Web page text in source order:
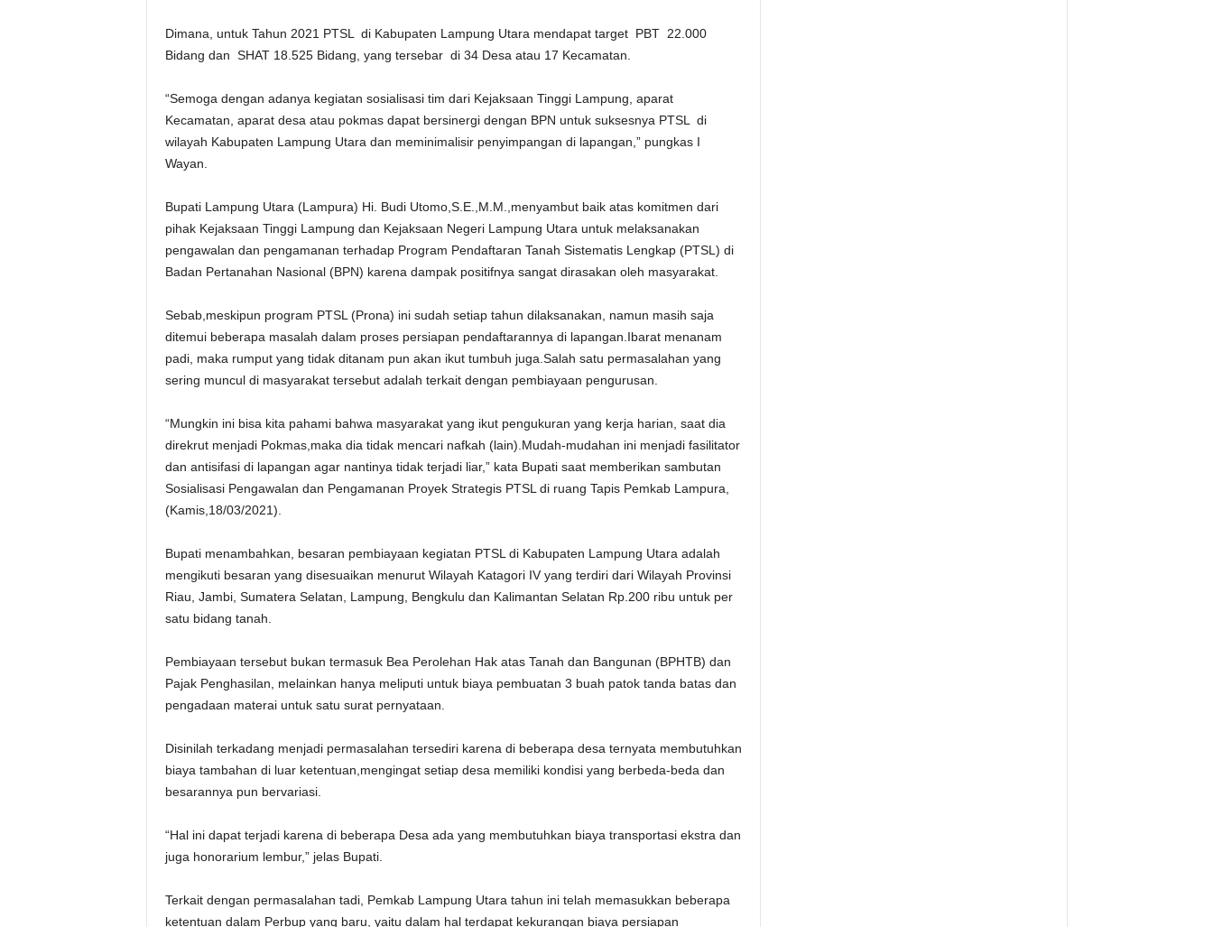
Dimana, untuk Tahun 2021 PTSL di Kabupaten Lampung Utara mendapat target PBT 22.000
Bidang dan SHAT 18.525 Bidang, yang tersebar di 34 Desa atau 17 Kecamatan.
“Semoga dengan adanya kegiatan sosialisasi tim dari Kejaksaan Tinggi Lampung, aparat
Kecamatan, aparat desa atau pokmas dapat bersinergi dengan BPN untuk suksesnya PTSL di
wilayah Kabupaten Lampung Utara dan meminimalisir penyimpangan di lapangan,” pungkas I
Wayan.
Bupati Lampung Utara (Lampura) Hi. Budi Utomo,S.E.,M.M.,menyambut baik atas komitmen dari
pihak Kejaksaan Tinggi Lampung dan Kejaksaan Negeri Lampung Utara untuk melaksanakan
pengawalan dan pengamanan terhadap Program Pendaftaran Tanah Sistematis Lengkap (PTSL) di
Badan Pertanahan Nasional (BPN) karena dampak positifnya sangat dirasakan oleh masyarakat.
Sebab,meskipun program PTSL (Prona) ini sudah setiap tahun dilaksanakan, namun masih saja
ditemui beberapa masalah dalam proses persiapan pendaftarannya di lapangan.Ibarat menanam
padi, maka rumput yang tidak ditanam pun akan ikut tumbuh juga.Salah satu permasalahan yang
sering muncul di masyarakat tersebut adalah terkait dengan pembiayaan pengurusan.
“Mungkin ini bisa kita pahami bahwa masyarakat yang ikut pengukuran yang kerja harian, saat dia
direkrut menjadi Pokmas,maka dia tidak mencari nafkah (lain).Mudah-mudahan ini menjadi fasilitator
dan antisifasi di lapangan agar nantinya tidak terjadi liar,” kata Bupati saat memberikan sambutan
Sosialisasi Pengawalan dan Pengamanan Proyek Strategis PTSL di ruang Tapis Pemkab Lampura,
(Kamis,18/03/2021).
Bupati menambahkan, besaran pembiayaan kegiatan PTSL di Kabupaten Lampung Utara adalah
mengikuti besaran yang disesuaikan menurut Wilayah Katagori IV yang terdiri dari Wilayah Provinsi
Riau, Jambi, Sumatera Selatan, Lampung, Bengkulu dan Kalimantan Selatan Rp.200 ribu untuk per
satu bidang tanah.
Pembiayaan tersebut bukan termasuk Bea Perolehan Hak atas Tanah dan Bangunan (BPHTB) dan
Pajak Penghasilan, melainkan hanya meliputi untuk biaya pembuatan 3 buah patok tanda batas dan
pengadaan materai untuk satu surat pernyataan.
Disinilah terkadang menjadi permasalahan tersediri karena di beberapa desa ternyata membutuhkan
biaya tambahan di luar ketentuan,mengingat setiap desa memiliki kondisi yang berbeda-beda dan
besarannya pun bervariasi.
“Hal ini dapat terjadi karena di beberapa Desa ada yang membutuhkan biaya transportasi ekstra dan
juga honorarium lembur,” jelas Bupati.
Terkait dengan permasalahan tadi, Pemkab Lampung Utara tahun ini telah memasukkan beberapa
ketentuan dalam Perbup yang baru, yaitu dalam hal terdapat kekurangan biaya persiapan